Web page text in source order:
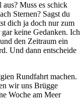
Muss es schick
Sternen? Sagst du
dich ja doch nur zum
keine Gedanken. Ich
den Zeitraum ein
Und dann entscheide
Rundfahrt machen.
wir uns Brügge
Woche am Meer